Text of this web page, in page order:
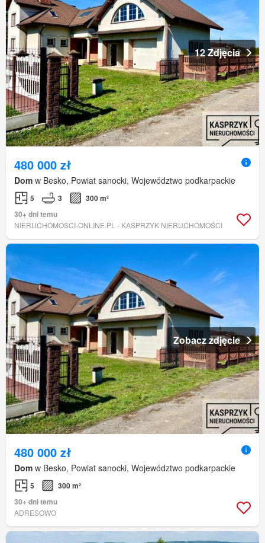
12 Zdjęcia
480 000 zł
Dom w Besko, Powiat sanocki, Województwo podkarpackie
5 3
300 m²
30+ dni temu
NIERUCHOMOSCI-ONLINE.PL - KASPRZYK NIERUCHOMOŚCI
Zobacz zdjęcie
480 000 zł
Dom w Besko, Powiat sanocki, Województwo podkarpackie
5
300 m²
30+ dni temu
ADRESOWO